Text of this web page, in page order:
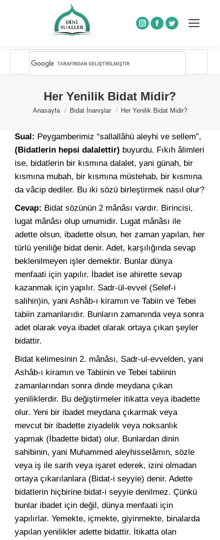
Instagram
Facebook
Twitter
Her Yenilik Bidat Midir?
You are here:
Anasayfa Bidat İnanışlar Her Yenilik Bidat Midir?
Sual: Peygamberimiz “sallallâhü aleyhi ve sellem”,
(Bidatlerin hepsi dalalettir) buyurdu. Fıkıh âlimleri
ise, bidatlerin bir kısmına dalalet, yani günah, bir
kısmına mubah, bir kısmına müstehab, bir kısmına
da vâcip dediler. Bu iki sözü birleştirmek nasıl olur?
Cevap: Bidat sözünün 2 mânâsı vardır. Birincisi,
lugat mânâsı olup umumidir. Lugat mânâsı ile
adette olsun, ibadette olsun, her zaman yapılan, her
türlü yeniliğe bidat denir. Adet, karşılığında sevap
beklenilmeyen işler demektir. Bunlar dünya
menfaati için yapılır. İbadet ise ahirette sevap
kazanmak için yapılır. Sadr-ül-evvel (Selef-i
salihin)in, yani Ashâb-ı kiramın ve Tabiin ve Tebei
tabiin zamanlarıdır. Bunların zamanında veya sonra
adet olarak veya ibadet olarak ortaya çıkan şeyler
bidattir.
Bidat kelimesinin 2. mânâsı, Sadr-ul-evvelden, yani
Ashâb-ı kiramın ve Tabiinin ve Tebei tabiinin
zamanlarından sonra dinde meydana çıkan
yeniliklerdir. Bu değiştirmeler itikatta veya ibadette
olur. Yeni bir ibadet meydana çıkarmak veya
mevcut bir ibadette ziyadelik veya noksanlık
yapmak (İbadette bidat) olur. Bunlardan dinin
sahibinin, yani Muhammed aleyhisselâmın, sözle
veya iş ile sarih veya işaret ederek, izini olmadan
ortaya çıkarılanlara (Bidat-i seyyie) denir. Adette
bidatlerin hiçbirine bidat-i seyyie denilmez. Çünkü
bunlar ibadet için değil, dünya menfaati için
yapılırlar. Yemekte, içmekte, giyinmekte, binalarda
yapılan yenilikler adette bidattir. İtikatta olan